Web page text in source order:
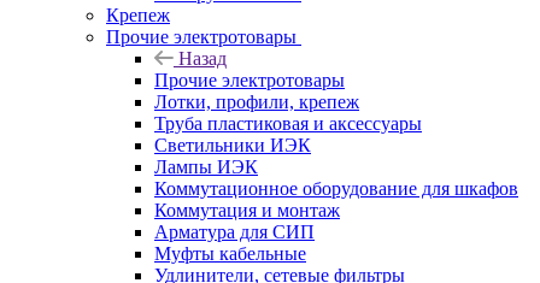
Крепеж
Прочие электротовары
Назад
Прочие электротовары
Лотки, профили, крепеж
Труба пластиковая и аксессуары
Светильники ИЭК
Лампы ИЭК
Коммутационное оборудование для шкафов
Коммутация и монтаж
Арматура для СИП
Муфты кабельные
Удлинители, сетевые фильтры